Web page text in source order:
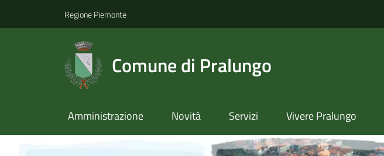
Regione Piemonte
Comune di Pralungo
Amministrazione Novità Servizi Vivere Pralungo